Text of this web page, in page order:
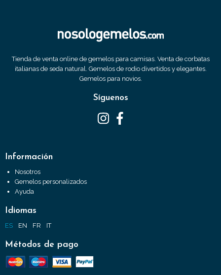
Tienda de venta online de gemelos para camisas. Venta de corbatas
italianas de seda natural. Gemelos de rodio divertidos y elegantes.
Gemelos para novios.
Síguenos
Información
Nosotros
Gemelos personalizados
Ayuda
Idiomas
ES EN FR IT
Métodos de pago